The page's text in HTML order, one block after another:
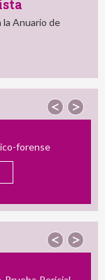
Anuario de
< >
forense
< >